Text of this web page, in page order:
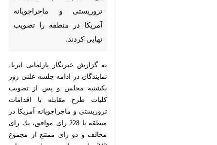
به گزارش خبرنگار پارلمانی ایرنا،
نمایندگان در ادامه جلسه علنی روز
یكشنبه مجلس و پس از تصویب كلیات
طرح مقابله با اقدامات تروریستی و
رای موافق، یك رای مخالف و دو رای
ممتنع از مجموع 242 نماینده حاضر در
جلسه جزییات آن را تصویب كردند.
نمایندگان پس از تصویب جزییات این
طرح شعار مرگ بر آمریكا را سر دادند.
متن كامل طرح مقابله با اقدامات
ماجراجویانه و تروریستی آمریكا در